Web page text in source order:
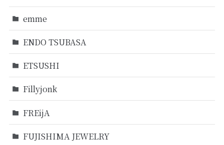
emme
ENDO TSUBASA
ETSUSHI
Fillyjonk
FREijA
FUJISHIMA JEWELRY